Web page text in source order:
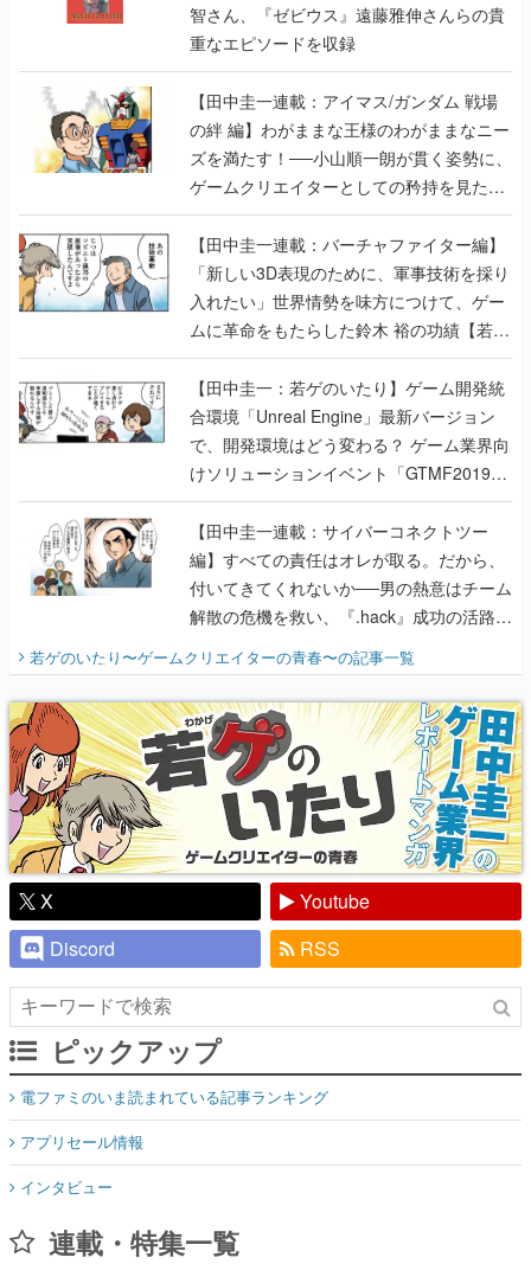
智さん、『ゼビウス』遠藤雅伸さんらの貴
重なエピソードを収録
【田中圭一連載：アイマス/ガンダム 戦場
の絆 編】わがままな王様のわがままなニー
ズを満たす！──小山順一朗が貫く姿勢に、
ゲームクリエイターとしての矜持を見た
【若ゲのいたり最終回】
【田中圭一連載：バーチャファイター編】
「新しい3D表現のために、軍事技術を採り
入れたい」世界情勢を味方につけて、ゲー
ムに革命をもたらした鈴木 裕の功績【若ゲ
のいたり】
【田中圭一：若ゲのいたり】ゲーム開発統
合環境「Unreal Engine」最新バージョン
で、開発環境はどう変わる？ ゲーム業界向
けソリューションイベント「GTMF2019」
に行って、より理解を深めよう【PR】
【田中圭一連載：サイバーコネクトツー
編】すべての責任はオレが取る。だから、
付いてきてくれないか──男の熱意はチーム
解散の危機を救い、『.hack』成功の活路を
開く。業界の快男児・松山 洋に流れる血は
『少年ジャンプ』色だった【若ゲのいた
り】
若ゲのいたり〜ゲームクリエイターの青春〜の記事一覧
X
Youtube
Discord
RSS
ピックアップ
電ファミのいま読まれている記事ランキング
アプリセール情報
インタビュー
連載・特集一覧